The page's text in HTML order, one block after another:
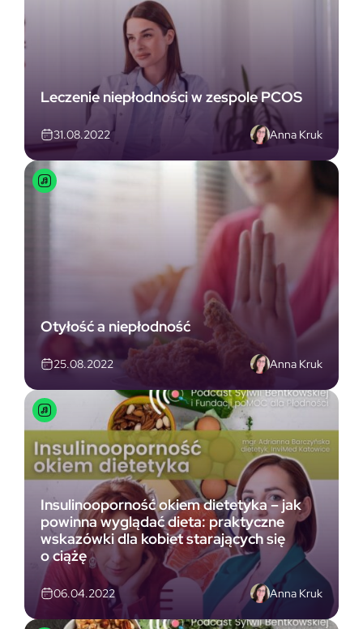
Leczenie niepłodności w zespole PCOS
31.08.2022 Anna Kruk
Otyłość a niepłodność
25.08.2022 Anna Kruk
Insulinooporność okiem dietetyka – jak
powinna wyglądać dieta: praktyczne
wskazówki dla kobiet starających się
o ciążę
06.04.2022 Anna Kruk